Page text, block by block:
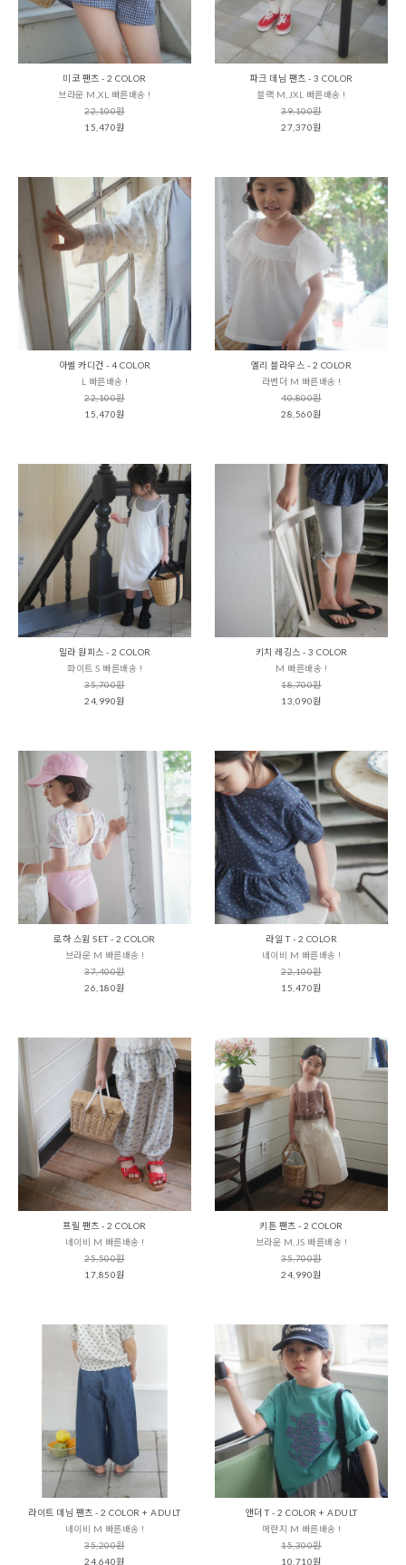
미코 팬츠 - 2 COLOR
브라운 M,XL 빠른배송 !
22,100원
15,470원
파크 데님 팬츠 - 3 COLOR
블랙 M,JXL 빠른배송 !
39,100원
27,370원
아벨 카디건 - 4 COLOR
L 빠른배송 !
22,100원
15,470원
엘리 블라우스 - 2 COLOR
라벤더 M 빠른배송 !
40,800원
28,560원
밀라 원피스 - 2 COLOR
화이트 S 빠른배송 !
35,700원
24,990원
키치 레깅스 - 3 COLOR
M 빠른배송 !
18,700원
13,090원
로하 스윔 SET - 2 COLOR
브라운 M 빠른배송 !
37,400원
26,180원
라일 T - 2 COLOR
네이비 M 빠른배송 !
22,100원
15,470원
프릴 팬츠 - 2 COLOR
네이비 M 빠른배송 !
25,500원
17,850원
키튼 팬츠 - 2 COLOR
브라운 M,JS 빠른배송 !
35,700원
24,990원
라이트 데님 팬츠 - 2 COLOR + ADULT
네이비 M 빠른배송 !
35,200원
24,640원
앤더 T - 2 COLOR + ADULT
메란지 M 빠른배송 !
15,300원
10,710원